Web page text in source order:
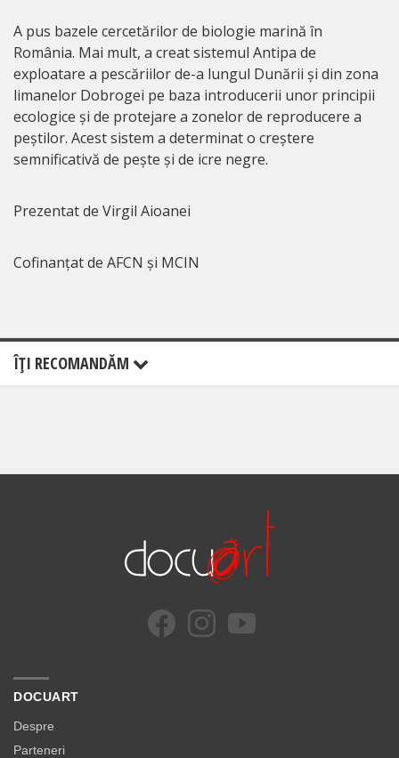
A pus bazele cercetărilor de biologie marină în
România. Mai mult, a creat sistemul Antipa de
exploatare a pescăriilor de-a lungul Dunării și din zona
limanelor Dobrogei pe baza introducerii unor principii
ecologice și de protejare a zonelor de reproducere a
peștilor. Acest sistem a determinat o creștere
semnificativă de pește și de icre negre.
Prezentat de Virgil Aioanei
Cofinanțat de AFCN și MCIN
ÎŢI RECOMANDĂM
DOCUART
Despre
Parteneri